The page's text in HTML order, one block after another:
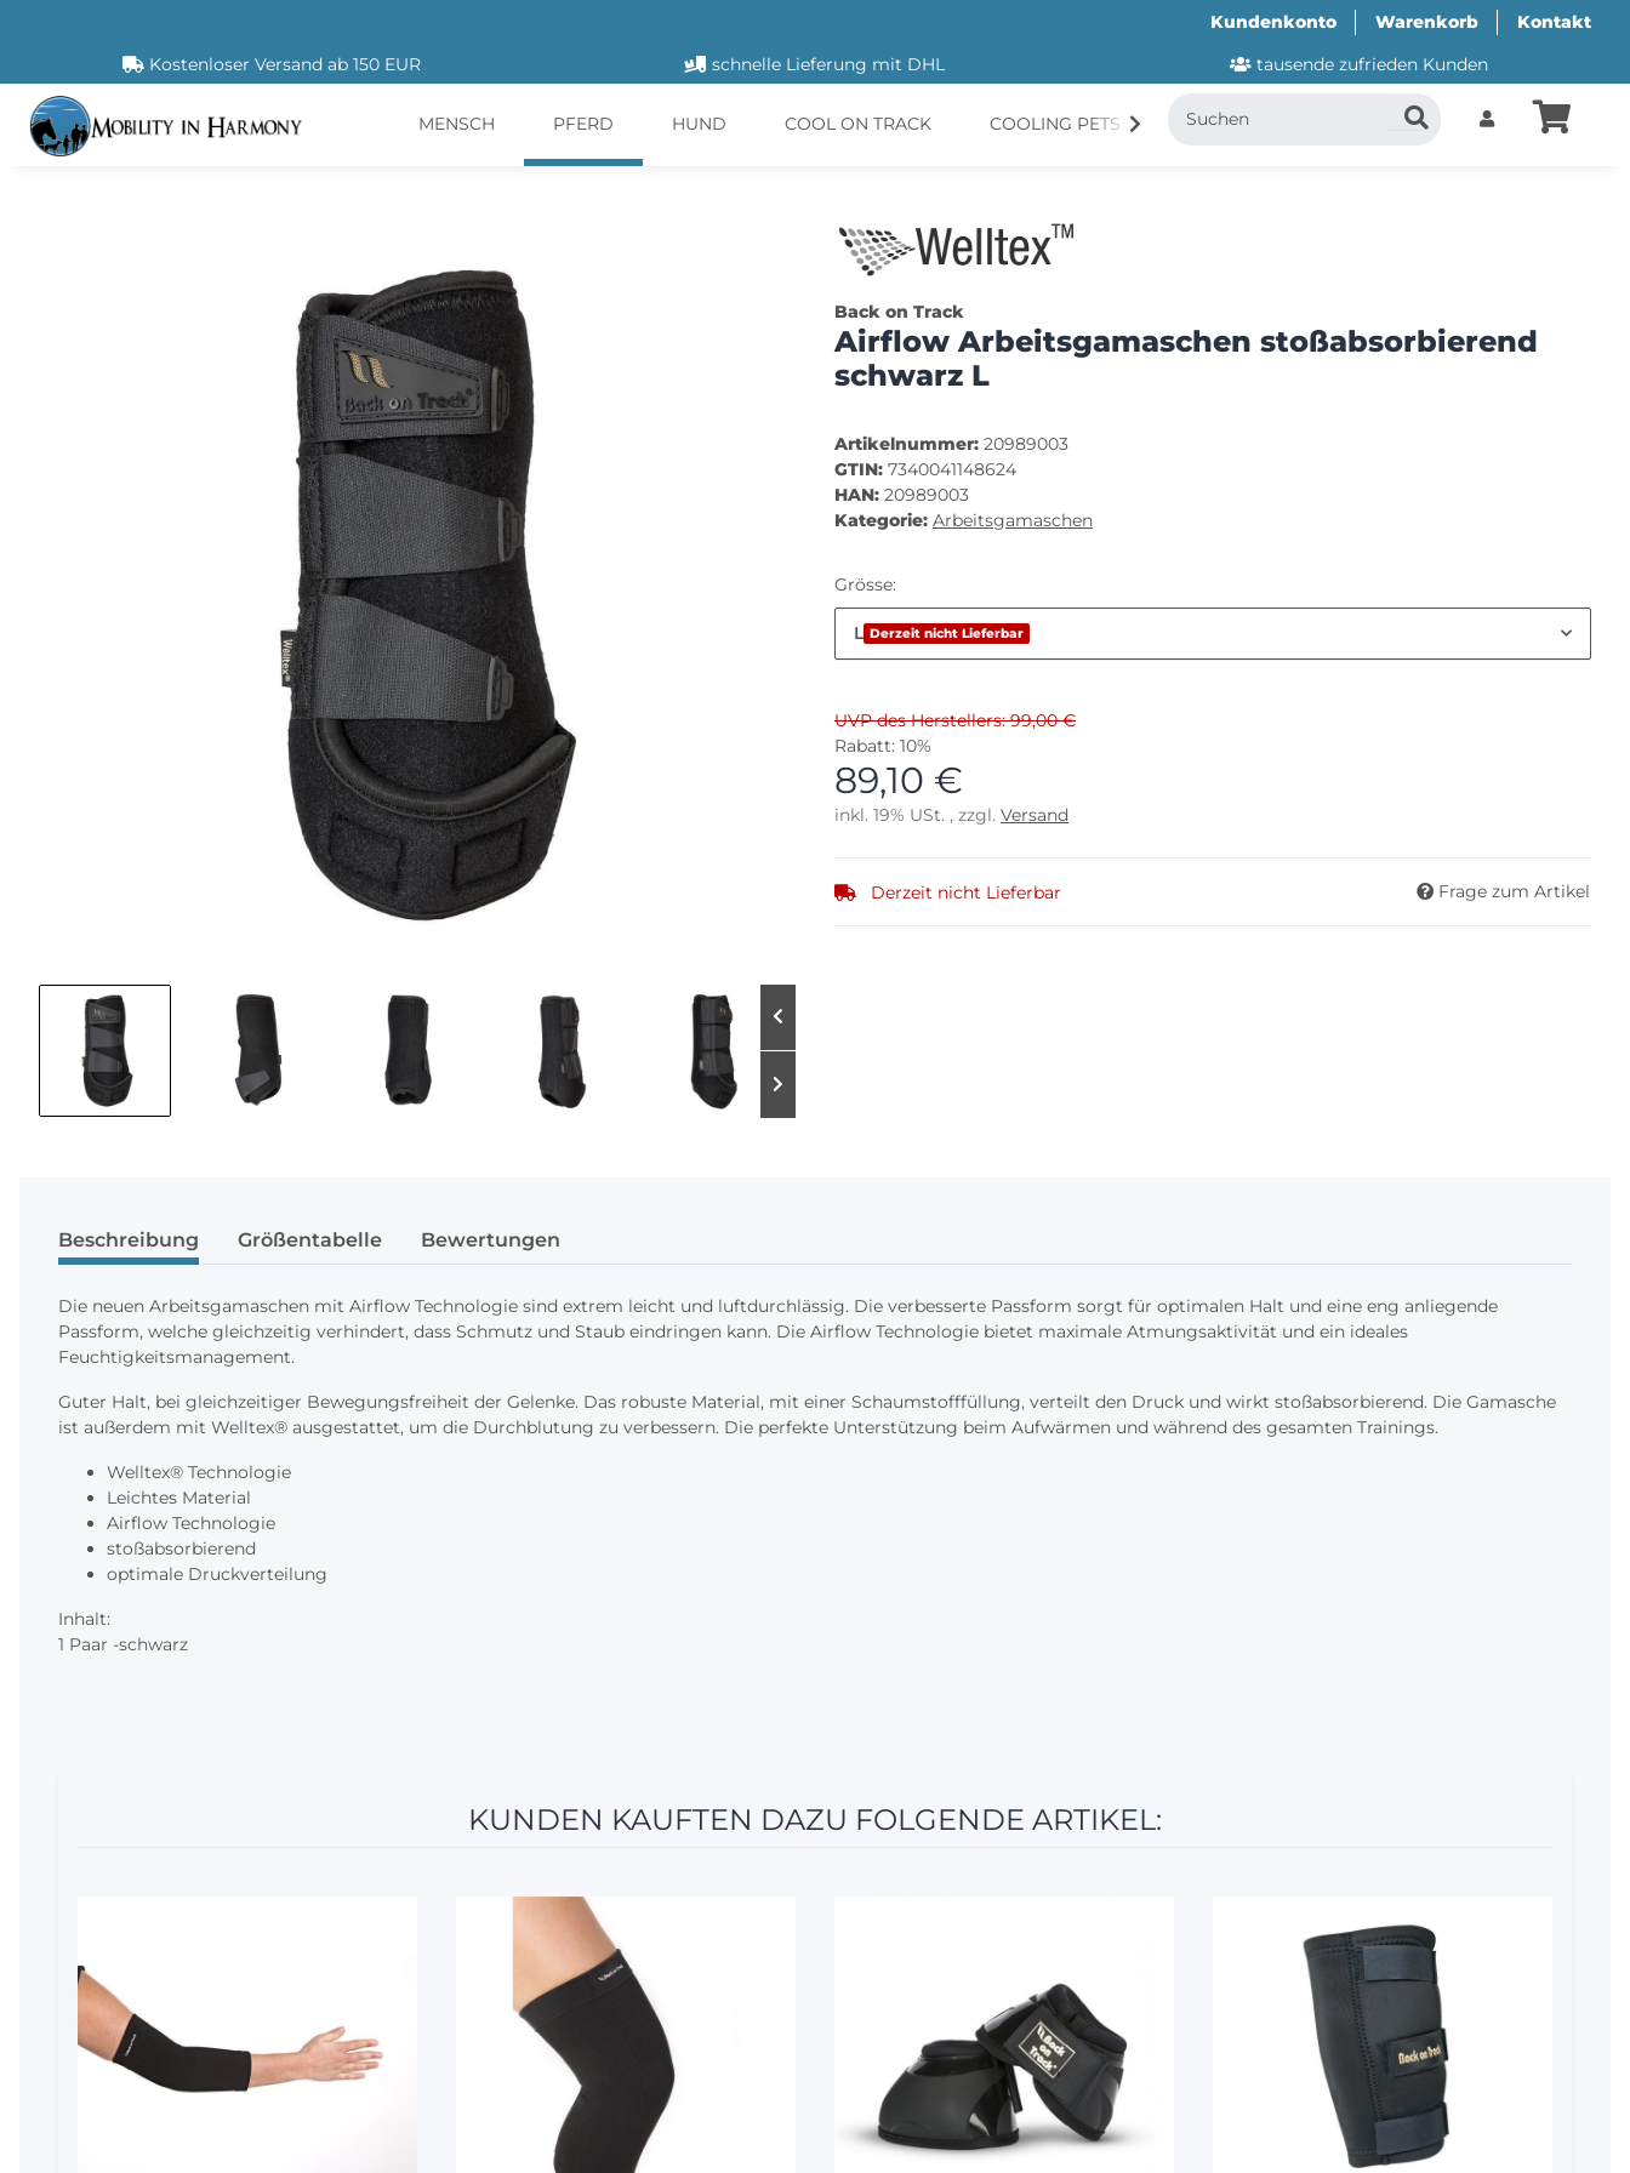
Kundenkonto Warenkorb
Kontakt
Kostenloser Versand ab 150 EUR
schnelle Lieferung mit DHL tausende zufrieden Kunden
MENSCH PFERD HUND COOL ON TRACK COOLING PETS CANI.COOL SUITICAL
Back on Track
Airflow Arbeitsgamaschen stoßabsorbierend
schwarz L
Artikelnummer: 20989003
GTIN: 7340041148624
HAN: 20989003
Kategorie: Arbeitsgamaschen
Grösse:
L Derzeit nicht Lieferbar
UVP des Herstellers: 99,00 €
Rabatt: 10%
89,10 €
inkl. 19% USt. , zzgl. Versand
Derzeit nicht Lieferbar Frage zum Artikel
Beschreibung Größentabelle Bewertungen
Die neuen Arbeitsgamaschen mit Airflow Technologie sind extrem leicht und luftdurchlässig. Die verbesserte Passform sorgt für optimalen Halt und eine eng anliegende
Passform, welche gleichzeitig verhindert, dass Schmutz und Staub eindringen kann. Die Airflow Technologie bietet maximale Atmungsaktivität und ein ideales
Feuchtigkeitsmanagement.
Guter Halt, bei gleichzeitiger Bewegungsfreiheit der Gelenke. Das robuste Material, mit einer Schaumstofffüllung, verteilt den Druck und wirkt stoßabsorbierend. Die Gamasche
ist außerdem mit Welltex® ausgestattet, um die Durchblutung zu verbessern. Die perfekte Unterstützung beim Aufwärmen und während des gesamten Trainings.
Welltex® Technologie
Leichtes Material
Airflow Technologie
stoßabsorbierend
optimale Druckverteilung
Inhalt:
1 Paar -schwarz
KUNDEN KAUFTEN DAZU FOLGENDE ARTIKEL: